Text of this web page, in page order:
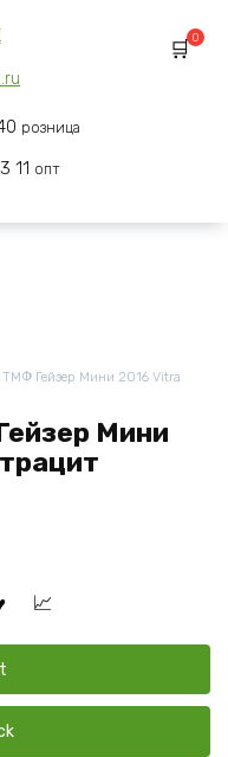
розница
11 опт
0
ТМФ Гейзер Мини 2016 Vitra
Мини